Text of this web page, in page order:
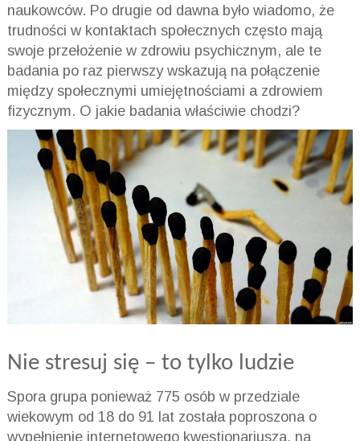
naukowców. Po drugie od dawna było wiadomo, że
trudności w kontaktach społecznych często mają
swoje przełożenie w zdrowiu psychicznym, ale te
badania po raz pierwszy wskazują na połączenie
między społecznymi umiejętnościami a zdrowiem
fizycznym. O jakie badania właściwie chodzi?
Nie stresuj się – to tylko ludzie
Spora grupa ponieważ 775 osób w przedziale
wiekowym od 18 do 91 lat została poproszona o
wypełnienie internetowego kwestionariusza, na